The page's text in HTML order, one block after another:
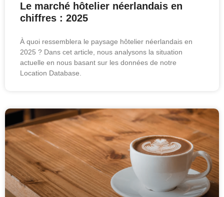
Le marché hôtelier néerlandais en
chiffres : 2025
À quoi ressemblera le paysage hôtelier néerlandais en
2025 ? Dans cet article, nous analysons la situation
actuelle en nous basant sur les données de notre
Location Database.